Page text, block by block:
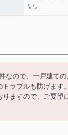
い。
なので、一戸建て
ラブルも防げます
ますので、ご要望